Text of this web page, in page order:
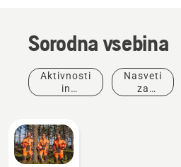
Sorodna vsebina
Aktivnosti
in
Nasveti
za